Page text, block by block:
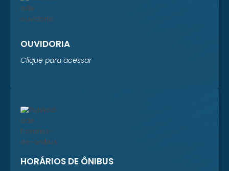
OUVIDORIA
Clique para acessar
HORÁRIOS DE ÔNIBUS